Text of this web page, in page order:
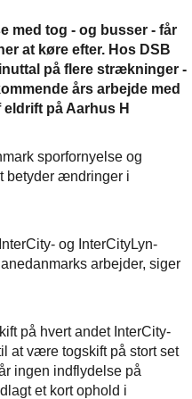
med tog - og busser - får
at køre efter. Hos DSB
på flere strækninger -
års arbejde med
på Aarhus H
sporfornyelse og
betyder ændringer i
og InterCityLyn-
arbejder, siger
på hvert andet InterCity-
at være togskift på stort set
ingen indflydelse på
et kort ophold i